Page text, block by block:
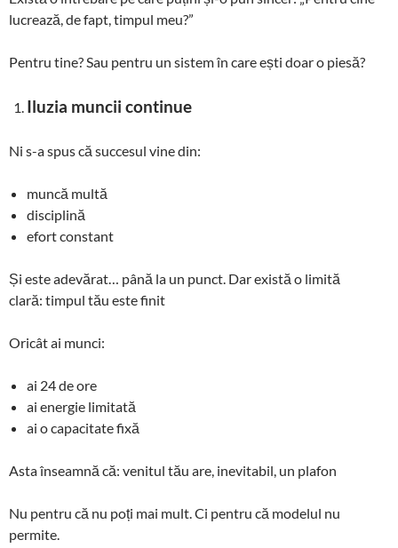
lucrează, de fapt, timpul meu?”
Pentru tine? Sau pentru un sistem în care ești doar o piesă?
Iluzia muncii continue
Ni s-a spus că succesul vine din:
muncă multă
disciplină
efort constant
Și este adevărat… până la un punct. Dar există o limită
clară: timpul tău este finit
Oricât ai munci:
ai 24 de ore
ai energie limitată
ai o capacitate fixă
Asta înseamnă că: venitul tău are, inevitabil, un plafon
Nu pentru că nu poți mai mult. Ci pentru că modelul nu
permite.